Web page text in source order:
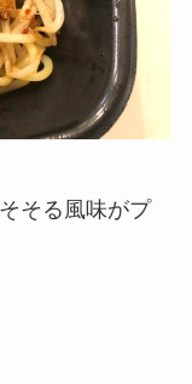
そる風味がプ